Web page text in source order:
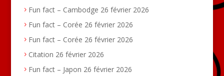
Fun fact – Cambodge 26 février 2026
Fun fact – Corée 26 février 2026
Fun fact – Corée 26 février 2026
Citation 26 février 2026
Fun fact – Japon 26 février 2026